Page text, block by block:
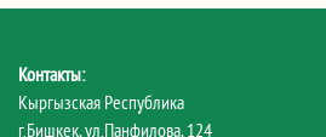
Контакты:
Кыргызская Республика
г.Бишкек, ул.Панфилова, 124